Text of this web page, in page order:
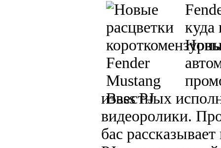
куда
известных
видеоролики.
бас